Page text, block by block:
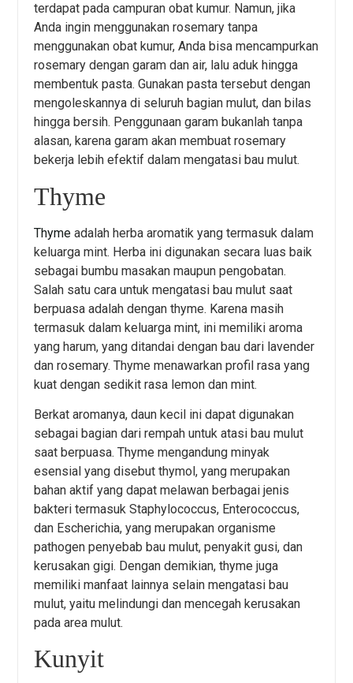
terdapat pada campuran obat kumur. Namun, jika
Anda ingin menggunakan rosemary tanpa
menggunakan obat kumur, Anda bisa mencampurkan
rosemary dengan garam dan air, lalu aduk hingga
membentuk pasta. Gunakan pasta tersebut dengan
mengoleskannya di seluruh bagian mulut, dan bilas
hingga bersih. Penggunaan garam bukanlah tanpa
alasan, karena garam akan membuat rosemary
bekerja lebih efektif dalam mengatasi bau mulut.
Thyme
Thyme adalah herba aromatik yang termasuk dalam
keluarga mint. Herba ini digunakan secara luas baik
sebagai bumbu masakan maupun pengobatan.
Salah satu cara untuk mengatasi bau mulut saat
berpuasa adalah dengan thyme. Karena masih
termasuk dalam keluarga mint, ini memiliki aroma
yang harum, yang ditandai dengan bau dari lavender
dan rosemary. Thyme menawarkan profil rasa yang
kuat dengan sedikit rasa lemon dan mint.
Berkat aromanya, daun kecil ini dapat digunakan
sebagai bagian dari rempah untuk atasi bau mulut
saat berpuasa. Thyme mengandung minyak
esensial yang disebut thymol, yang merupakan
bahan aktif yang dapat melawan berbagai jenis
bakteri termasuk Staphylococcus, Enterococcus,
dan Escherichia, yang merupakan organisme
pathogen penyebab bau mulut, penyakit gusi, dan
kerusakan gigi. Dengan demikian, thyme juga
memiliki manfaat lainnya selain mengatasi bau
mulut, yaitu melindungi dan mencegah kerusakan
pada area mulut.
Kunyit